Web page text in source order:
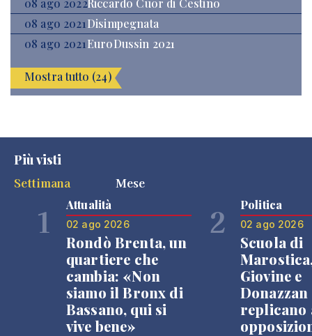
08 ago 2022Riccardo Cuor di Cestino
08 ago 2021Disimpegnata
08 ago 2021EuroDussin 2021
Mostra tutto (24)
Più visti
Settimana
Mese
1 Attualità
02 ago 2026
Rondò Brenta, un
quartiere che
cambia: «Non
siamo il Bronx di
Bassano, qui si
vive bene»
2 Politica
02 ago 2026
Scuola di
Giovine e
Donazzan
replicano